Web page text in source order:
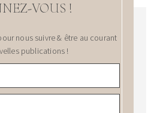
VOUS !
nous suivre & être au courant
publications !